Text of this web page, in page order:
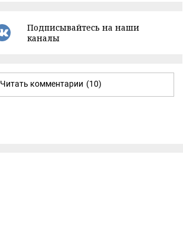
Подписывайтесь на наши
каналы
Читать комментарии (10)